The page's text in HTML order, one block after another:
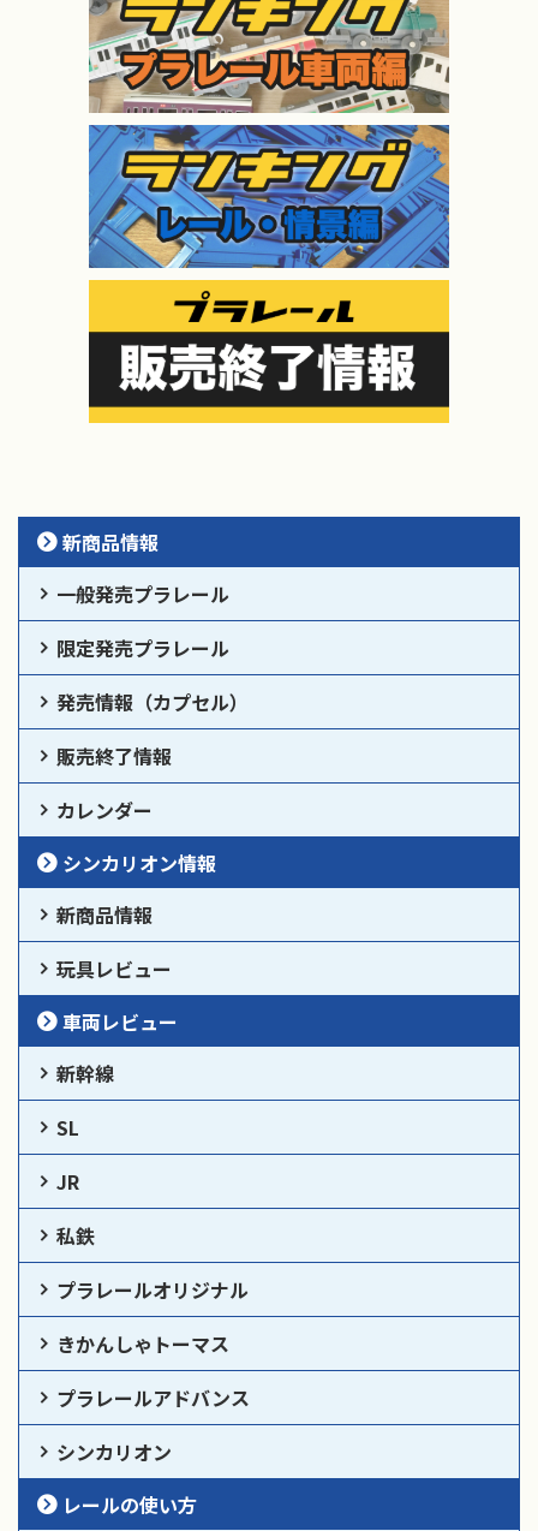
新商品情報
一般発売プラレール
限定発売プラレール
発売情報（カプセル）
販売終了情報
カレンダー
シンカリオン情報
新商品情報
玩具レビュー
車両レビュー
新幹線
SL
JR
私鉄
プラレールオリジナル
きかんしゃトーマス
プラレールアドバンス
シンカリオン
レールの使い方